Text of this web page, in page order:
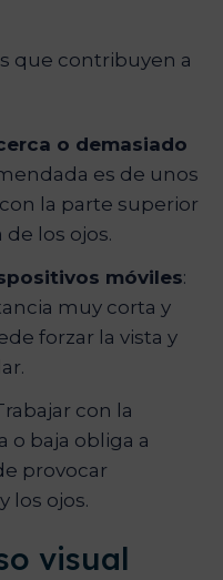
que contribuyen a
o demasiado
es de unos
la parte superior
los ojos.
móviles:
muy corta y
forzar la vista y
con la
o baja obliga a
provocar
los ojos.
visual